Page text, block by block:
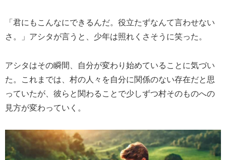
「君にもこんなにできるんだ。役立たずなんて言わせない
さ。」アシタが言うと、少年は照れくさそうに笑った。
アシタはその瞬間、自分が変わり始めていることに気づい
た。これまでは、村の人々を自分に関係のない存在だと思
っていたが、彼らと関わることで少しずつ村そのものへの
見方が変わっていく。